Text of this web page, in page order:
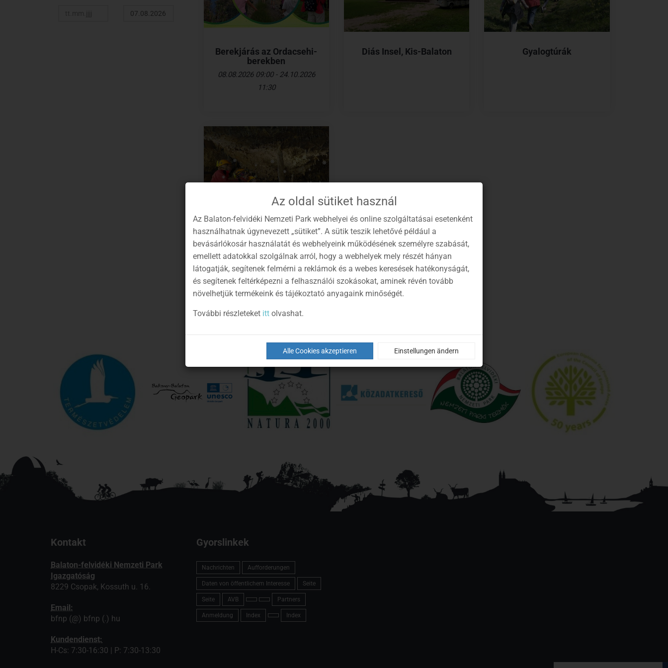
Berekjárás az Ordacsehi-
berekben
08.08.2026 09:00 - 24.10.2026
11:30
Diás Insel, Kis-Balaton Gyalogtúrák
Mikulás kedvezmény a
Csodabogyós-barlangban
2025-12-06
06.12.2025
Kontakt
Balaton-felvidéki Nemzeti Park
Igazgatóság
8229 Csopak, Kossuth u. 16.
Email:
bfnp (@) bfnp (.) hu
Kundendienst:
H-Cs: 7:30-16:30 | P: 7:30-13:30
Gyorslinkek
Nachrichten Aufforderungen
Daten von öffentlichem Interesse Seite
Seite AVB Partners
Anmeldung Index Index
Az oldal sütiket használ
Az Balaton-felvidéki Nemzeti Park webhelyei és online szolgáltatásai esetenként
használhatnak úgynevezett „sütiket”. A sütik teszik lehetővé például a
bevásárlókosár használatát és webhelyeink működésének személyre szabását,
emellett adatokkal szolgálnak arról, hogy a webhelyek mely részét hányan
látogatják, segítenek felmérni a reklámok és a webes keresések hatékonyságát,
és segítenek feltérképezni a felhasználói szokásokat, aminek révén tovább
növelhetjük termékeink és tájékoztató anyagaink minőségét.
További részleteket itt olvashat.
Alle Cookies akzeptieren Einstellungen ändern